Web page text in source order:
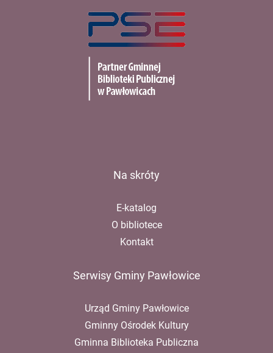
Na skróty
E-katalog
O bibliotece
Kontakt
Serwisy Gminy Pawłowice
Urząd Gminy Pawłowice
Gminny Ośrodek Kultury
Gminna Biblioteka Publiczna